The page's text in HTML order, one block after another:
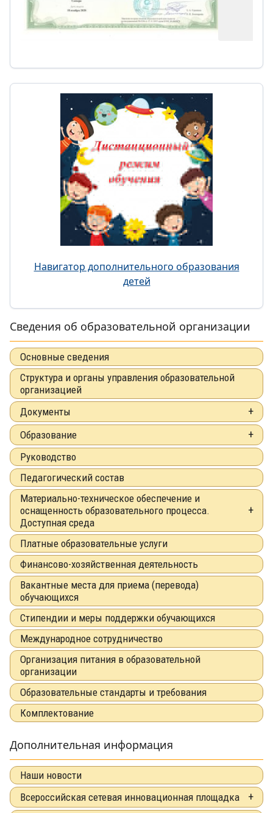
Навигатор дополнительного образования
детей
Сведения об образовательной организации
Основные сведения
Структура и органы управления образовательной
организацией
Документы
Образование
Руководство
Педагогический состав
Материально-техническое обеспечение и
оснащенность образовательного процесса.
Доступная среда
Платные образовательные услуги
Финансово-хозяйственная деятельность
Вакантные места для приема (перевода)
обучающихся
Стипендии и меры поддержки обучающихся
Международное сотрудничество
Организация питания в образовательной
организации
Образовательные стандарты и требования
Комплектование
Дополнительная информация
Наши новости
Всероссийская сетевая инновационная площадка